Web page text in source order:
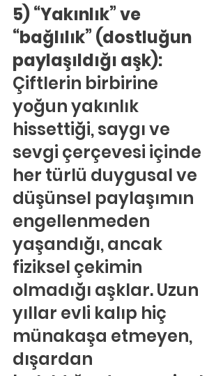
5) “Yakınlık” ve
“bağlılık” (dostluğun
paylaşıldığı aşk):
Çiftlerin birbirine
yoğun yakınlık
hissettiği, saygı ve
sevgi çerçevesi içinde
her türlü duygusal ve
düşünsel paylaşımın
engellenmeden
yaşandığı, ancak
fiziksel çekimin
olmadığı aşklar. Uzun
yıllar evli kalıp hiç
münakaşa etmeyen,
dışardan